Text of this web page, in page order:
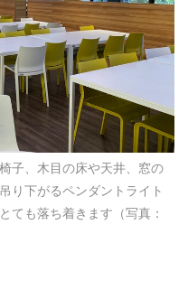
子、木目の床や天井、窓の
り下がるペンダントライト
ても落ち着きます（写真：